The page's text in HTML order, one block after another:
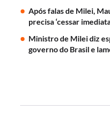
Após falas de Milei,
precisa ‘cessar
Ministro de Milei diz
governo do Brasil e